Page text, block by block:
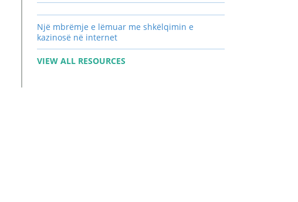
Një mbrëmje e lëmuar me shkëlqimin e
kazinosë në internet
VIEW ALL RESOURCES